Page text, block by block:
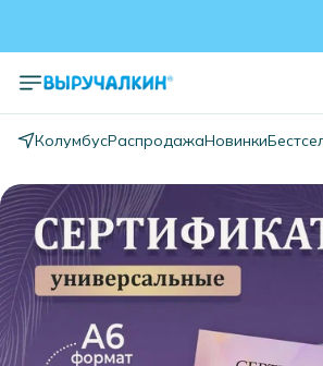
КолумбусРаспродажаНовинки